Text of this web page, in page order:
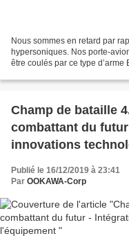
Nous sommes en retard par
hypersoniques. Nos porte-
être coulés par ce type
Champ de bataille
combattant du
innovations
Publié le 16/12/2019 à 23:41
Par OOKAWA-Corp